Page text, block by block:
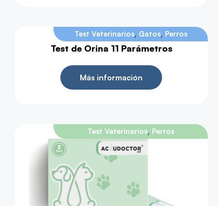
Test Veterinarios, Gatos, Perros
Test de Orina 11 Parámetros
Más información
Test Veterinarios, Perros